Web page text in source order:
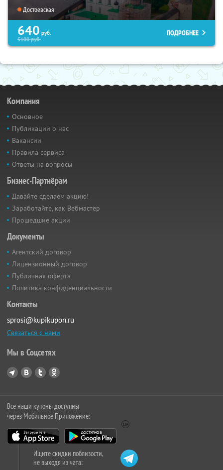
Достоевская
640 руб.
5100руб.
ПОДРОБНЕЕ
Компания
Основное
Публикации о нас
Вакансии
Правила сервиса
Ответы на вопросы
Бизнес-Партнёрам
Давайте сделаем акцию!
Заработайте, как Вебмастер
Прошедшие акции
Документы
Агентский договор
Лицензионный договор
Публичная оферта
Политика конфиденциальности
Контакты
sprosi@kupikupon.ru
Связаться с нами
Мы в Соцсетях
Все наши купоны доступны
через Мобильное Приложение:
Ищите скидки поблизости,
не выходя из чата: